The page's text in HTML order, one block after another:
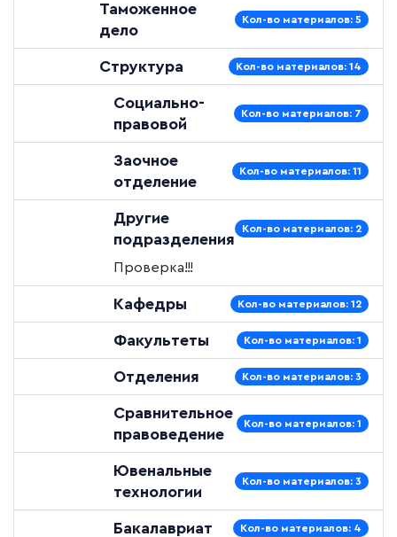
Таможенное
дело
Кол-во материалов: 5
Структура Кол-во материалов: 14
Социально-
правовой
Кол-во материалов: 7
Заочное
отделение
Кол-во материалов: 11
Другие
подразделения
Кол-во материалов: 2
Проверка!!!
Кафедры Кол-во материалов: 12
Факультеты Кол-во материалов: 1
Отделения Кол-во материалов: 3
Сравнительное
правоведение
Кол-во материалов: 1
Ювенальные
технологии
Кол-во материалов: 3
Бакалавриат Кол-во материалов: 4